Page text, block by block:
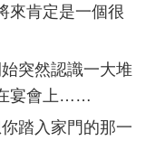
來肯定是一個很
突然認識一大堆
宴會上……
踏入家門的那一